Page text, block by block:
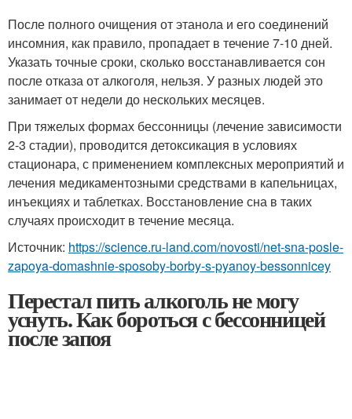
После полного очищения от этанола и его соединений
инсомния, как правило, пропадает в течение 7-10 дней.
Указать точные сроки, сколько восстанавливается сон
после отказа от алкоголя, нельзя. У разных людей это
занимает от недели до нескольких месяцев.
При тяжелых формах бессонницы (лечение зависимости
2-3 стадии), проводится детоксикация в условиях
стационара, с применением комплексных мероприятий и
лечения медикаментозными средствами в капельницах,
инъекциях и таблетках. Восстановление сна в таких
случаях происходит в течение месяца.
Источник: https://science.ru-land.com/novosti/net-sna-posle-
zapoya-domashnie-sposoby-borby-s-pyanoy-bessonnicey
Перестал пить алкоголь не могу
уснуть. Как бороться с бессонницей
после запоя